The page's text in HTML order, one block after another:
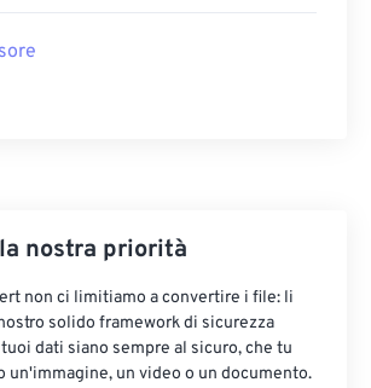
nostra priorità
non ci limitiamo a convertire i file: li
solido framework di sicurezza
dati siano sempre al sicuro, che tu
un'immagine, un video o un documento.